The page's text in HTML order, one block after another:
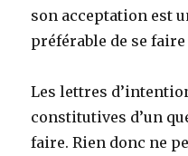
son acceptation est
préférable de se
Les lettres
constitutives d’un
faire. Rien donc ne